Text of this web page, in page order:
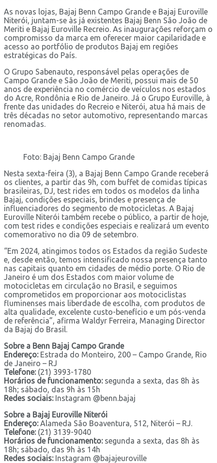
As novas lojas, Bajaj Benn Campo Grande e Bajaj Euroville
Niterói, juntam-se às já existentes Bajaj Benn São João de
Meriti e Bajaj Euroville Recreio. As inaugurações reforçam o
compromisso da marca em oferecer maior capilaridade e
acesso ao portfólio de produtos Bajaj em regiões
estratégicas do País.
O Grupo Sabenauto, responsável pelas operações de
Campo Grande e São João de Meriti, possui mais de 50
anos de experiência no comércio de veículos nos estados
do Acre, Rondônia e Rio de Janeiro. Já o Grupo Euroville, à
frente das unidades do Recreio e Niterói, atua há mais de
três décadas no setor automotivo, representando marcas
renomadas.
Foto: Bajaj Benn Campo Grande
Nesta sexta-feira (3), a Bajaj Benn Campo Grande receberá
os clientes, a partir das 9h, com buffet de comidas típicas
brasileiras, DJ, test rides em todos os modelos da linha
Bajaj, condições especiais, brindes e presença de
influenciadores do segmento de motocicletas. A Bajaj
Euroville Niterói também recebe o público, a partir de hoje,
com test rides e condições especiais e realizará um evento
comemorativo no dia 09 de setembro.
“Em 2024, atingimos todos os Estados da região Sudeste
e, desde então, temos intensificado nossa presença tanto
nas capitais quanto em cidades de médio porte. O Rio de
Janeiro é um dos Estados com maior volume de
motocicletas em circulação no Brasil, e seguimos
comprometidos em proporcionar aos motociclistas
fluminenses mais liberdade de escolha, com produtos de
alta qualidade, excelente custo-benefício e um pós-venda
de referência”, afirma Waldyr Ferreira, Managing Director
da Bajaj do Brasil.
Sobre a Benn Bajaj Campo Grande
Endereço:Estrada do Monteiro, 200 – Campo Grande, Rio
de Janeiro – RJ
Telefone: (21) 3993-1780
Horários de funcionamento: segunda a sexta, das 8h às
18h; sábado, das 9h às 15h
Redes sociais: Instagram @benn.bajaj
Sobre a Bajaj Euroville Niterói
Endereço:Alameda São Boaventura, 512, Niterói – RJ.
Telefone: (21) 3139-9040
Horários de funcionamento: segunda a sexta, das 8h às
18h; sábado, das 9h às 14h
Redes sociais: Instagram @bajajeuroville